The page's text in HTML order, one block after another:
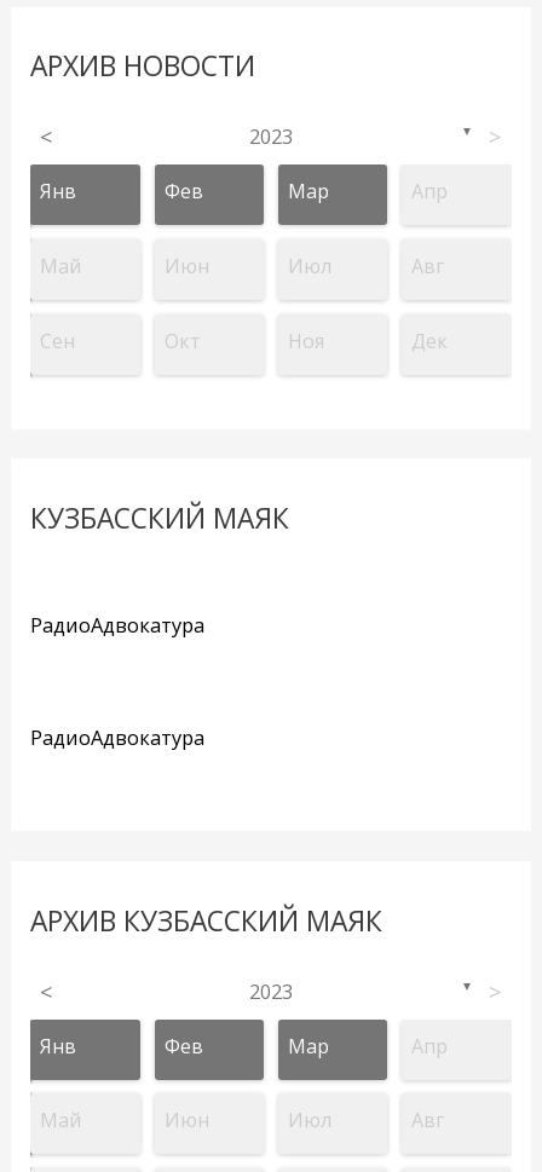
АРХИВ НОВОСТИ
< 2023 ▼ >
Янв Фев Мар Апр
Май Июн Июл Авг
Сен Окт Ноя Дек
КУЗБАССКИЙ МАЯК
РадиоАдвокатура
РадиоАдвокатура
АРХИВ КУЗБАССКИЙ МАЯК
< 2023 ▼ >
Янв Фев Мар Апр
Май Июн Июл Авг